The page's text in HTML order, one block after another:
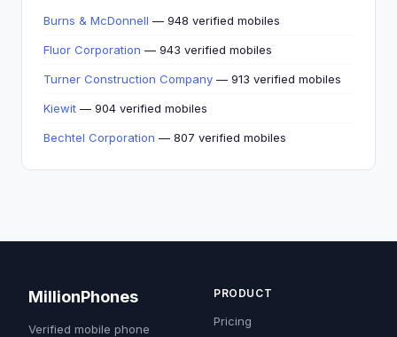
Burns & McDonnell — 948 verified mobiles
Fluor Corporation — 943 verified mobiles
Turner Construction Company — 913 verified mobiles
Kiewit — 904 verified mobiles
Bechtel Corporation — 807 verified mobiles
MillionPhones
Verified mobile phone
PRODUCT
Pricing